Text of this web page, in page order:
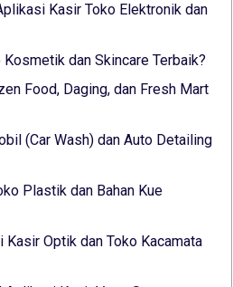
Kasir Toko Elektronik dan
dan Skincare Terbaik?
Food, Daging, dan Fresh Mart
(Car Wash) dan Auto Detailing
Plastik dan Bahan Kue
Optik dan Toko Kacamata